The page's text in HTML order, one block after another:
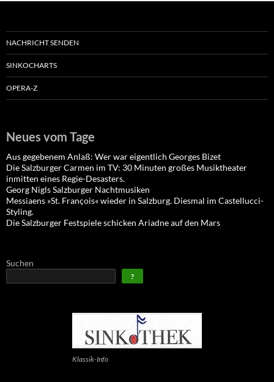
NACHRICHT SENDEN
SINKOCHARTS
OPERA-Z
Neues vom Tage
Aus gegebenem Anlaß: Wer war eigentlich Georges Bizet
Die Salzburger Carmen im TV: 30 Minuten großes Musiktheater
inmitten eines Regie-Desasters.
Georg Nigls Salzburger Nachtmusiken
Messiaens »St. François« wieder in Salzburg. Diesmal im Castellucci-
Styling.
Die Salzburger Festspiele schicken Ariadne auf den Mars
Suchen
?
Klassik-Info